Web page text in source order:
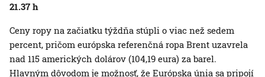
21.37 h
Ceny ropy na začiatku týždňa stúpli o viac než sedem
percent, pričom európska referenčná ropa Brent uzavrela
nad 115 amerických dolárov (104,19 eura) za barel.
Hlavným dôvodom je možnosť, že Európska únia sa pripojí